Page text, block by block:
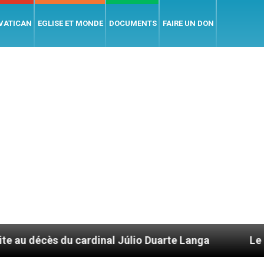
EGLISE ET MONDE DOCUMENTS FAIRE UN DON
Júlio Duarte Langa Le pape Léon XIV